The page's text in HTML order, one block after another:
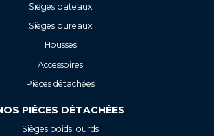
Sièges bateaux
Sièges bureaux
Housses
Accessoires
Pièces détachées
PIÈCES DÉTACHÉES
Sièges poids lourds